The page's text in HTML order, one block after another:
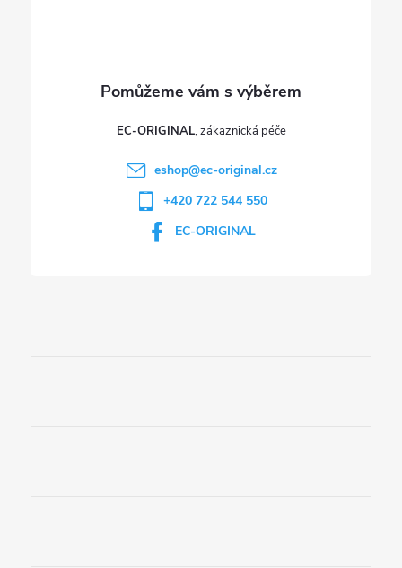
EC-ORIGINAL
eshop@ec-original.cz
+420 722 544 550
EC-ORIGINAL